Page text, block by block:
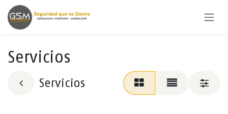
Ir al contenido
Servicios
Servicios